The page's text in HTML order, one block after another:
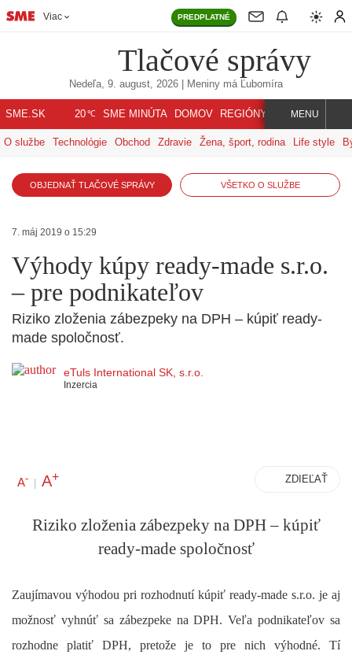
Viac PREDPLATNÉ
Tlačové správy
Nedeľa, 9. august, 2026 | Meniny má Ľubomíra
SME.SK 20℃ SME MINÚTA DOMOV REGIÓNY INDEX SVET
MENU
O službe Technológie Obchod Zdravie Žena, šport, rodina Life style
OBJEDNAŤ TLAČOVÉ SPRÁVY VŠETKO O SLUŽBE
7. máj 2019 o 15:29
Výhody kúpy ready-made s.r.o.
– pre podnikateľov
Riziko zloženia zábezpeky na DPH – kúpiť ready-
made spoločnosť.
eTuls International SK, s.r.o.
Inzercia
A- | A+ ZDIEĽAŤ
Riziko zloženia zábezpeky na DPH – kúpiť
ready-made spoločnosť
Zaujímavou výhodou pri rozhodnutí kúpiť ready-made s.r.o. je aj
možnosť vyhnúť sa zábezpeke na DPH. Veľa podnikateľov sa
rozhodne platiť DPH, pretože je to pre nich výhodné. Tí